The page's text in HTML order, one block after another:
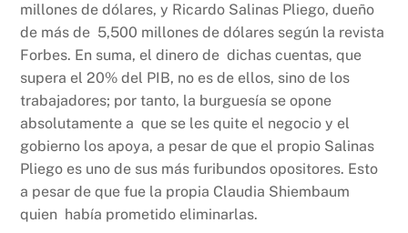
millones de dólares, y Ricardo Salinas Pliego, dueño
de más de 5,500 millones de dólares según la revista
Forbes. En suma, el dinero de dichas cuentas, que
supera el 20% del PIB, no es de ellos, sino de los
trabajadores; por tanto, la burguesía se opone
absolutamente a que se les quite el negocio y el
gobierno los apoya, a pesar de que el propio Salinas
Pliego es uno de sus más furibundos opositores. Esto
a pesar de que fue la propia Claudia Shiembaum
quien había prometido eliminarlas.